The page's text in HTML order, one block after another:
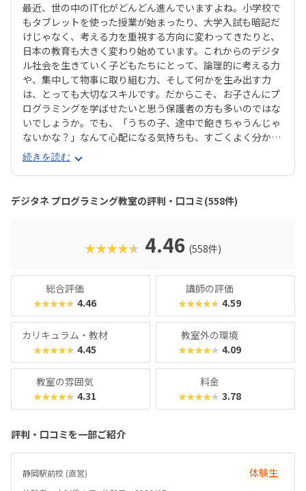
最近、世の中のIT化がどんどん進んでいますよね。小学校で
もタブレットを使った授業が始まったり、大学入試も暗記だ
けじゃなく、考える力を重視する方向に変わってきたりと、
日本の教育も大きく変わり始めています。これからのデジタ
ル社会を生きていく子どもたちにとって、論理的に考える力
や、集中して物事に取り組む力、そして何かを生み出す力
は、とっても大切なスキルです。だからこそ、お子さんにプ
ログラミングを学ばせたいと思う保護者の方も多いのではな
いでしょうか。でも、「うちの子、途中で飽きちゃうんじゃ
ないかな？」なんて心配になる気持ちも、すごくよく分かり
ます。そんな方にぜひおすすめしたいのが、デジタネプログ
ラミング教室なんです。デジタネには、子どもたちが夢中に
なって取り組める工夫がたくさんあります。特にお子様たち
に大人気のマインクラフトやロブロックスなどを活用するこ
とで、ゲーム感覚で楽しみながら、自然とプログラミング的
学びを通して、子どもたちは未来を生き抜くための土台をし
っかりと築くことができます。ここでは、デジタネプログラ
やすくご紹介していきますね。
続きを読む
デジタネ プログラミング教室の評判・口コミ(558件)
★★★★★ 4.46 (558件)
総合評価
★★★★★ 4.46
講師の評価
★★★★★ 4.59
カリキュラム・教材
★★★★★ 4.45
教室外の環境
★★★★★ 4.09
教室の雰囲気
★★★★★ 4.31
料金
★★★★★ 3.78
評判・口コミを一部ご紹介
静岡駅前校 (直営) 体験生